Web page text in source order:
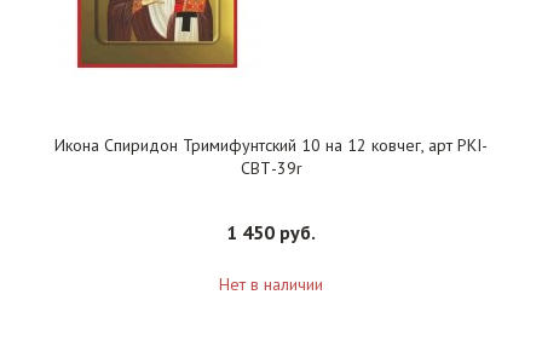
Икона Спиридон Тримифунтский 10 на 12 ковчег, арт PKI-
СВТ-39r
1 450 руб.
Нет в наличии